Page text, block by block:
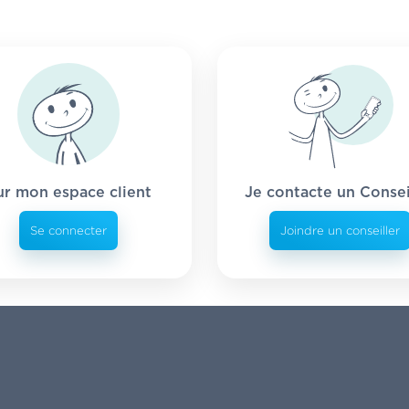
mon espace client
Se connecter
Je contacte un
Joindre un conseiller